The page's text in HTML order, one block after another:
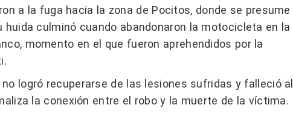
a la fuga hacia la zona de Pocitos, donde se presume
culminó cuando abandonaron la motocicleta en la
momento en el que fueron aprehendidos por la
logró recuperarse de las lesiones sufridas y falleció al
la conexión entre el robo y la muerte de la víctima.